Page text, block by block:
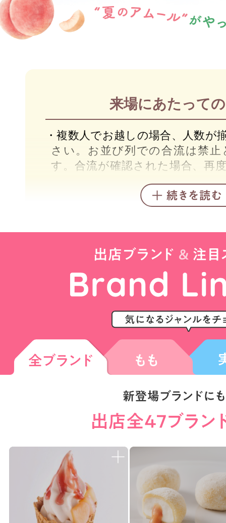
来場にあたって
・複数人でお越しの場合、人数が
さい。お並び列での合流は禁
す。合流が確認された場合、再
・お手荷物等での場所取りはご遠
・トイレ等でやむを得ず列を離れ
方に声をかけてから移動してく
場合がございますので、速やか
・ほかのお客さまのご迷惑となる
ることはご遠慮ください。
・レストスペースでのご飲食は会
いた店内飲食価格の商品のみと
遠慮ください。
・会場内でお買上げいただいた商
ち込み、食べ歩きはご遠慮くださ
・会場内では決済時、交通系IC
・会場内および会場付近ではスタ
指示に従ってください。
・会場内外でのお客さま同士のト
関しては一切の責任を負いません
・写真や動画撮影の際は周りのお
ないよう、ご配慮をお願いいたし